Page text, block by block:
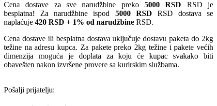
Cena dostave za sve narudžbine preko 5000 RSD RSD je
besplatna! Za narudžbine ispod 5000 RSD RSD dostava se
naplaćuje 420 RSD + 1% od narudžbine RSD.
Cena dostave ili besplatna dostava uključuje dostavu paketa do 2kg
težine na adresu kupca. Za pakete preko 2kg težine i pakete većih
dimenzija moguća je doplata za koju će kupac svakako biti
obavešten nakon izvršene provere sa kurirskim službama.
Pošalji prijatelju: